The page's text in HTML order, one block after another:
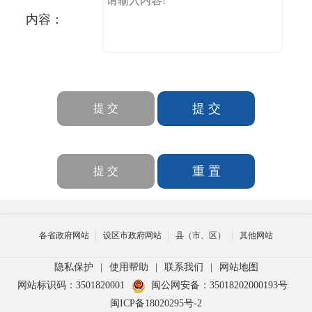
内容：
各省政府网站 设区市政府网站 县（市、区） 其他网站
隐私保护 使用帮助 联系我们
网站地图
网站标识码：3501820001
闽公网安备：35018202000193号
闽ICP备18020295号-2